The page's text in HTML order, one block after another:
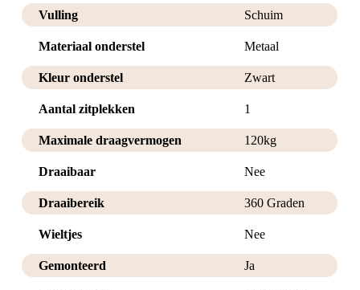
Vulling Schuim
Materiaal onderstel Metaal
Kleur onderstel Zwart
Aantal zitplekken 1
Maximale draagvermogen 120kg
Draaibaar Nee
Draaibereik 360 Graden
Wieltjes Nee
Gemonteerd Ja